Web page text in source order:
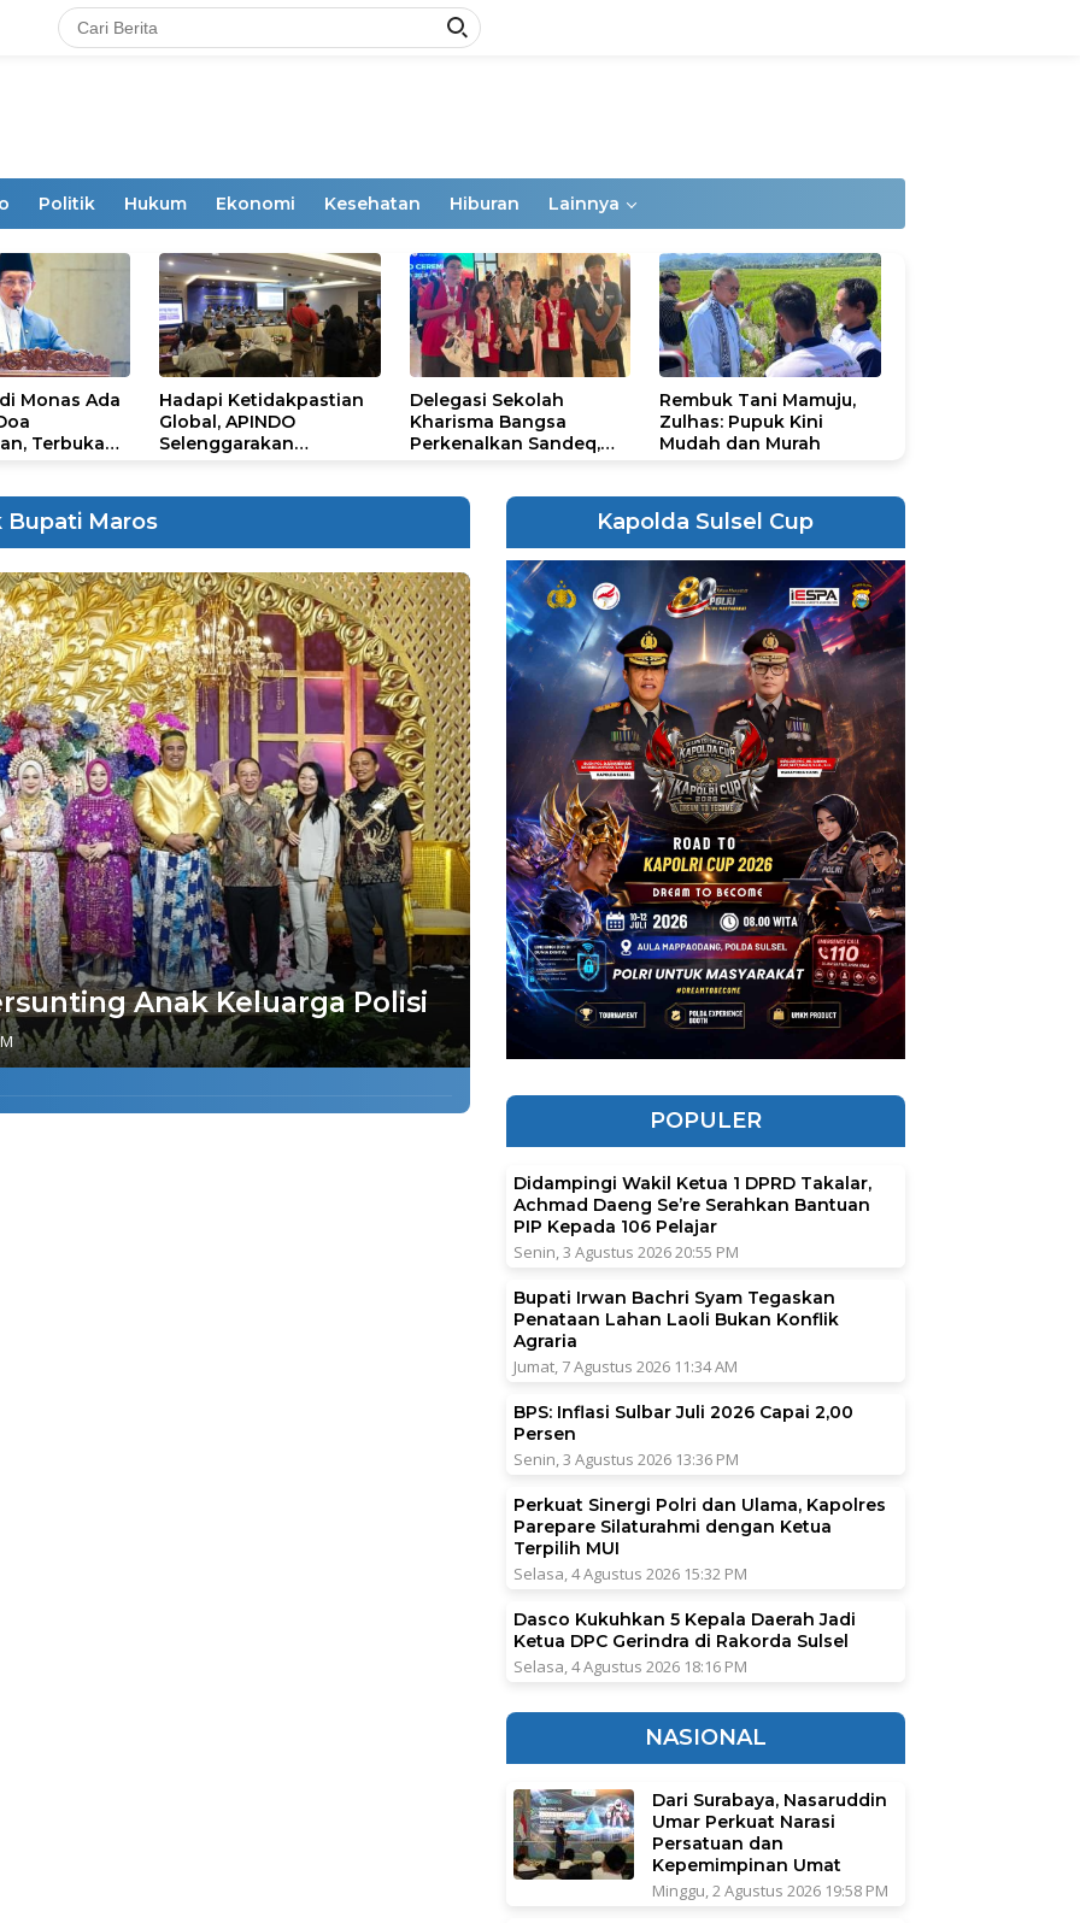
Politik Hukum Ekonomi Kesehatan Hiburan Lainnya
Monas Ada
Terbuka
Hadapi Ketidakpastian
Global, APINDO
Selenggarakan
Delegasi Sekolah
Kharisma Bangsa
Perkenalkan Sandeq,
STEAM Olympiad 2026
Rembuk Tani Mamuju,
Zulhas: Pupuk Kini
Mudah dan Murah
Bupati Maros
Anak Keluarga Polisi
Kapolda Sulsel Cup
POPULER
Didampingi Wakil Ketua 1 DPRD Takalar,
Achmad Daeng Se’re Serahkan Bantuan
PIP Kepada 106 Pelajar
Senin, 3 Agustus 2026 20:55 PM
Bupati Irwan Bachri Syam Tegaskan
Penataan Lahan Laoli Bukan Konflik
Agraria
Jumat, 7 Agustus 2026 11:34 AM
BPS: Inflasi Sulbar Juli 2026 Capai 2,00
Persen
Senin, 3 Agustus 2026 13:36 PM
Perkuat Sinergi Polri dan Ulama, Kapolres
Parepare Silaturahmi dengan Ketua
Terpilih MUI
Selasa, 4 Agustus 2026 15:32 PM
Dasco Kukuhkan 5 Kepala Daerah Jadi
Ketua DPC Gerindra di Rakorda Sulsel
Selasa, 4 Agustus 2026 18:16 PM
NASIONAL
Dari Surabaya, Nasaruddin
Umar Perkuat Narasi
Persatuan dan
Kepemimpinan Umat
Minggu, 2 Agustus 2026 19:58 PM